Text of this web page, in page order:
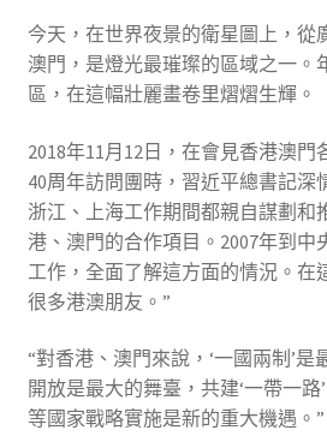
今天，在世界夜景的衛星圖上，從
澳門，是燈光最璀璨的區域之一。
區，在這幅壯麗畫卷里熠熠生輝。
2018年11月12日，在會見香港澳
40周年訪問團時，習近平總書記深
浙江、上海工作期間都親自謀劃和
港、澳門的合作項目。2007年到中
工作，全面了解這方面的情況。在
很多港澳朋友。”
“對香港、澳門來說，‘一國兩制’
開放是最大的舞臺，共建‘一帶一
等國家戰略實施是新的重大機遇。”